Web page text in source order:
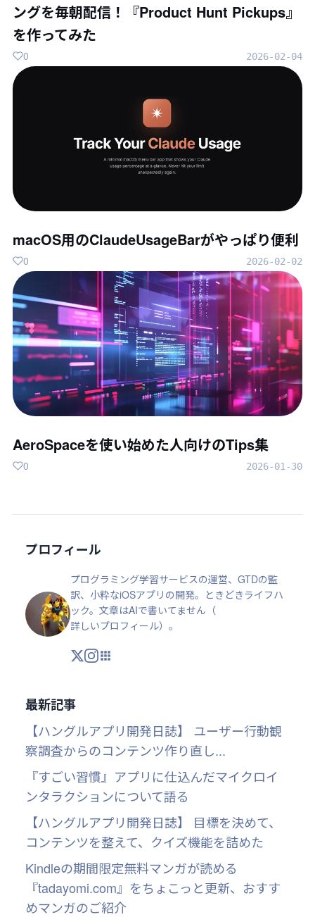
ングを毎朝配信！『Product Hunt Pickups』
を作ってみた
2026-02-04
0
macOS用のClaudeUsageBarがやっぱり便利
2026-02-02
0
AeroSpaceを使い始めた人向けのTips集
2026-01-30
0
プロフィール
プログラミング学習サービスの運営、GTDの監
訳、小粋なiOSアプリの開発。ときどきライフハ
ック。文章はAIで書いてません（
詳しいプロフィール）。
X Instagram
アプリ・ツール
最新記事
【ハングルアプリ開発日誌】 ユーザー行動観
察調査からのコンテンツ作り直し...
『すごい習慣』アプリに仕込んだマイクロイ
ンタラクションについて語る
【ハングルアプリ開発日誌】 目標を決めて、
コンテンツを整えて、クイズ機能を詰めた
Kindleの期間限定無料マンガが読める
『tadayomi.com』をちょこっと更新、おすす
めマンガのご紹介